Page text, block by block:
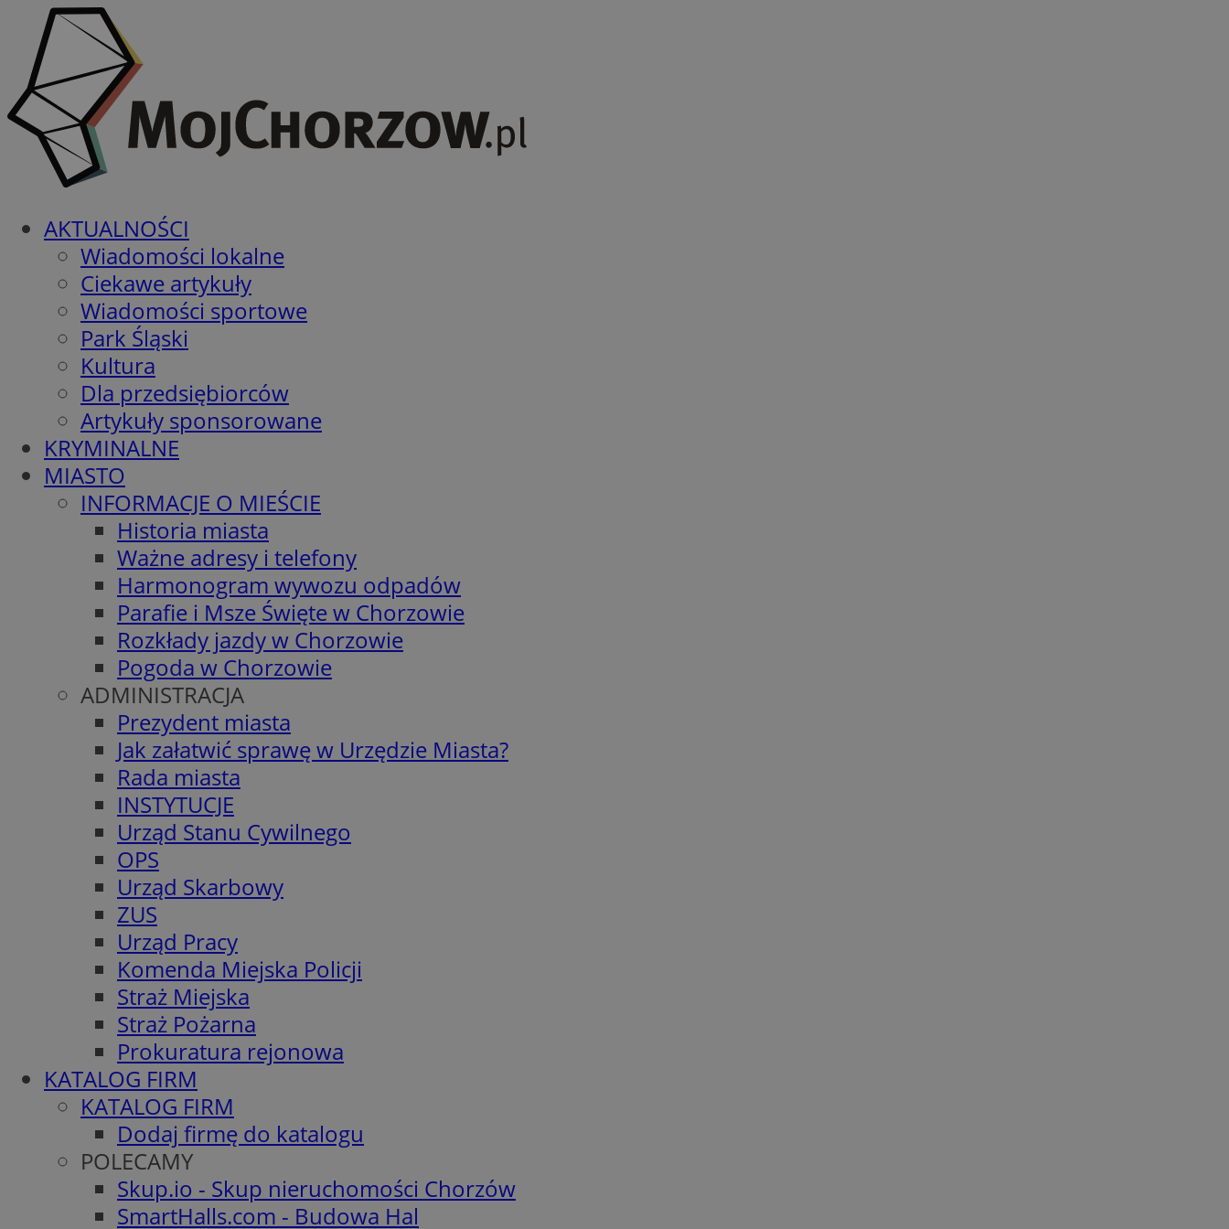
AKTUALNOŚCI
Wiadomości lokalne
Ciekawe artykuły
Wiadomości sportowe
Park Śląski
Kultura
Dla przedsiębiorców
Artykuły sponsorowane
KRYMINALNE
MIASTO
INFORMACJE O MIEŚCIE
Historia miasta
Ważne adresy i telefony
Harmonogram wywozu odpadów
Parafie i Msze Święte w Chorzowie
Rozkłady jazdy w Chorzowie
Pogoda w Chorzowie
ADMINISTRACJA
Prezydent miasta
Jak załatwić sprawę w Urzędzie Miasta?
Rada miasta
INSTYTUCJE
Urząd Stanu Cywilnego
OPS
Urząd Skarbowy
ZUS
Urząd Pracy
Komenda Miejska Policji
Straż Miejska
Straż Pożarna
Prokuratura rejonowa
KATALOG FIRM
KATALOG FIRM
Dodaj firmę do katalogu
POLECAMY
Skup.io - Skup nieruchomości Chorzów
SmartHalls.com - Budowa Hal